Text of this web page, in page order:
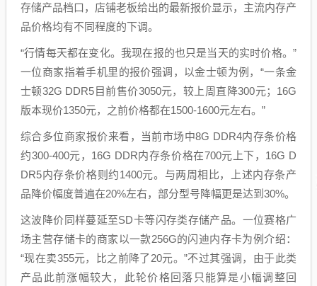
存储产品档口，店铺老板给出的最新报价显示，主流内存产
品价格均有不同程度的下调。
“行情每天都在变化。我现在报的也只是当天的实时价格。”
一位商家指着手机里的报价强调，以金士顿为例，“一条金
士顿32G DDR5目前售价3050元，较上周直降300元；16G
版本现价1350元，之前价格都在1500-1600元左右。”
综合多位商家报价来看，当前市场中8G DDR4内存条价格
约300-400元，16G DDR内存条价格在700元上下，16G D
DR5内存条价格则约1400元。与两周相比，上述内存条产
品降价幅度普遍在20%左右，部分型号降幅更是达到30%。
这波降价同样蔓延至SD卡等闪存类存储产品。一位赛格广
场主营存储卡的商家以一款256G的闪迪内存卡为例介绍：
“现在卖355元，比之前降了20元。”不过其强调，由于此类
产品此前涨幅较大，此轮价格回落只能算是小幅调整回